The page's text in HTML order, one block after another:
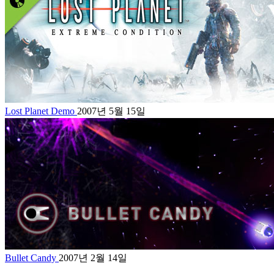
Lost Planet Demo 2007년 5월 15일
Bullet Candy 2007년 2월 14일